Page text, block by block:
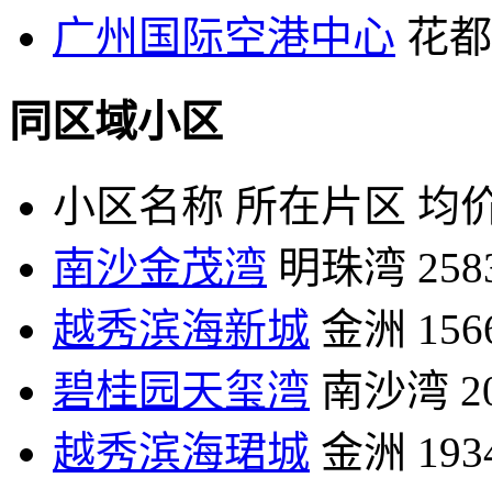
广州国际空港中心 花都
同区域小区
小区名称 所在片区 均
南沙金茂湾 明珠湾
越秀滨海新城 金洲
碧桂园天玺湾 南沙湾
越秀滨海珺城 金洲